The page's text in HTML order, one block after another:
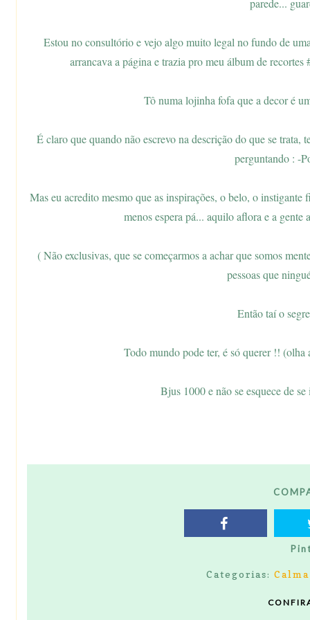
parede...
Estou no consultório e vejo algo muito legal no fundo de
arrancava a página e trazia pro meu álbum de
Tô numa lojinha fofa que a decor é
É claro que quando não escrevo na descrição do que se
perguntando : -
Mas eu acredito mesmo que as inspirações, o belo, o
menos espera pá... aquilo aflora e a gente
( Não exclusivas, que se começarmos a achar que somos
pessoas que
Então taí o
Todo mundo pode ter, é só querer !!
Bjus 1000 e não se esquece de
Categorias: